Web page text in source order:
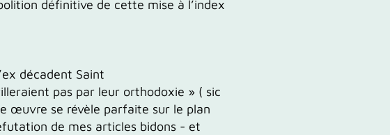
définitive de cette mise à l’index
décadent Saint
eraient pas par leur orthodoxie » ( sic
œuvre se révèle parfaite sur le plan
de mes articles bidons - et